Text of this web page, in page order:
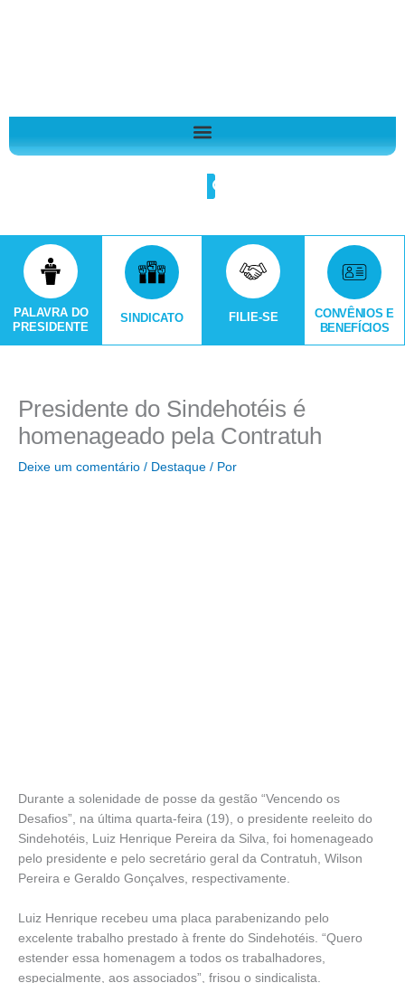
Search
PALAVRA DO
PRESIDENTE
SINDICATO FILIE-SE
CONVÊNIOS E
BENEFÍCIOS
Presidente do Sindehotéis é
homenageado pela Contratuh
Deixe um comentário / Destaque / Por
Durante a solenidade de posse da gestão “Vencendo os
Desafios”, na última quarta-feira (19), o presidente reeleito do
Sindehotéis, Luiz Henrique Pereira da Silva, foi homenageado
pelo presidente e pelo secretário geral da Contratuh, Wilson
Pereira e Geraldo Gonçalves, respectivamente.
Luiz Henrique recebeu uma placa parabenizando pelo
excelente trabalho prestado à frente do Sindehotéis. “Quero
estender essa homenagem a todos os trabalhadores,
especialmente, aos associados”, frisou o sindicalista.
o